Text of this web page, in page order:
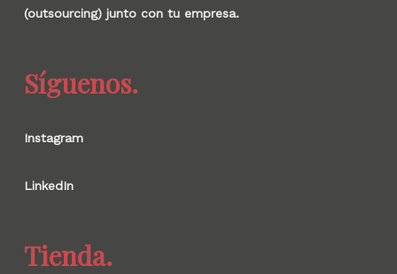
(outsourcing) junto con tu empresa.
Síguenos.
Instagram
LinkedIn
Tienda.